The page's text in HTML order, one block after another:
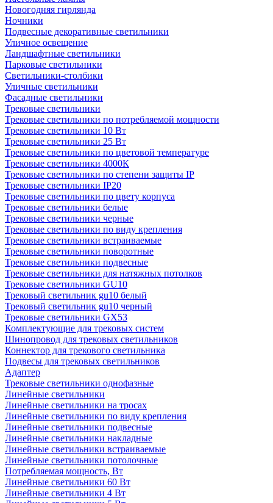
Новогодняя гирлянда
Ночники
Подвесные декоративные светильники
Уличное освещение
Ландшафтные светильники
Парковые светильники
Светильники-столбики
Уличные светильники
Фасадные светильники
Трековые светильники
Трековые светильники по потребляемой мощности
Трековые светильники 10 Вт
Трековые светильники 25 Вт
Трековые светильники по цветовой температуре
Трековые светильники 4000К
Трековые светильники по степени защиты IP
Трековые светильники IP20
Трековые светильники по цвету корпуса
Трековые светильники белые
Трековые светильники черные
Трековые светильники по виду крепления
Трековые светильники встраиваемые
Трековые светильники поворотные
Трековые светильники подвесные
Трековые светильники для натяжных потолков
Трековые светильники GU10
Трековый светильник gu10 белый
Трековый светильник gu10 черный
Трековые светильники GX53
Комплектующие для трековых систем
Шинопровод для трековых светильников
Коннектор для трекового светильника
Подвесы для трековых светильников
Адаптер
Трековые светильники однофазные
Линейные светильники
Линейные светильники на тросах
Линейные светильники по виду крепления
Линейные светильники подвесные
Линейные светильники накладные
Линейные светильники встраиваемые
Линейные светильники потолочные
Потребляемая мощность, Вт
Линейные светильники 60 Вт
Линейные светильники 4 Вт